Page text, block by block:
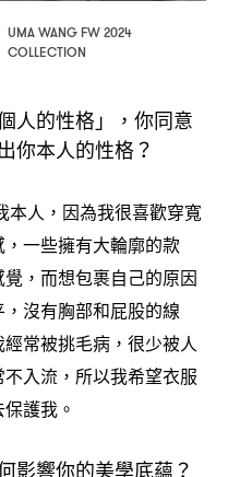
UMA WANG FW 2024
COLLECTION
人的性格」 ， 你同意
你本人的性格？
本人 ， 因為我很喜歡穿寬
， 一些擁有大輪廓的款
覺 ， 而想包裹自己的原因
， 沒有胸部和屁股的線
常被挑毛病 ， 很少被人
入流 ， 所以我希望衣服
護我。
影響你的美學底蘊